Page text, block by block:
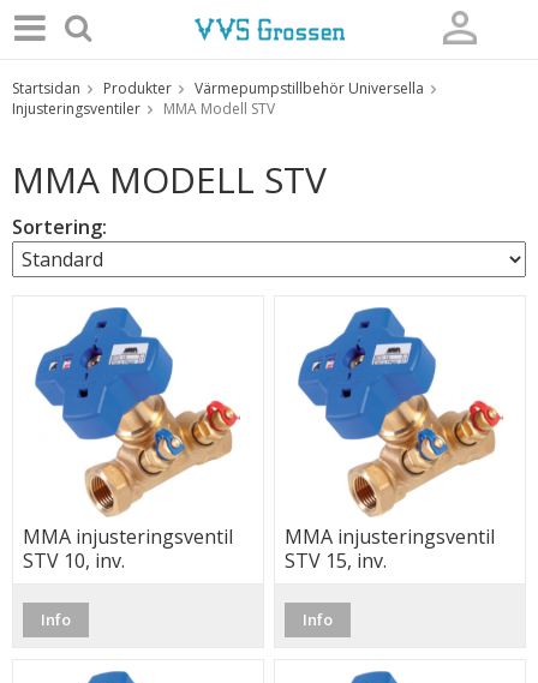
Produkten har blivit tillagd i varukorgen
Startsidan Produkter
Värmepumpstillbehör Universella
Injusteringsventiler
MMA Modell STV
MMA MODELL STV
Sortering:
MMA injusteringsventil
STV 10, inv.
Info
MMA injusteringsventil
STV 15, inv.
Info